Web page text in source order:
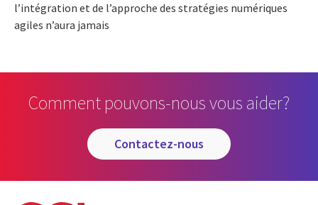
l’intégration et de l’approche des stratégies numériques
agiles n’aura jamais
Comment pouvons-nous vous aider?
contactez-nous